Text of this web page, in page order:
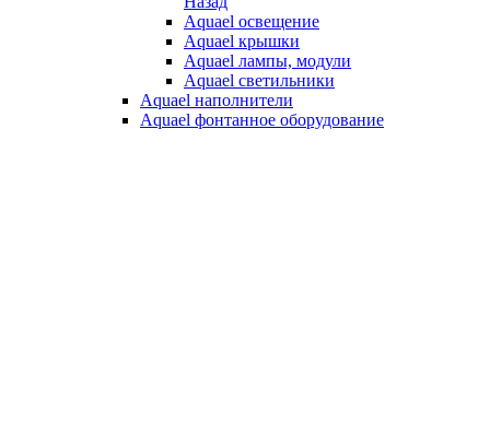
Aquael освещение
Aquael крышки
Aquael лампы, модули
Aquael светильники
Aquael наполнители
Aquael фонтанное оборудование